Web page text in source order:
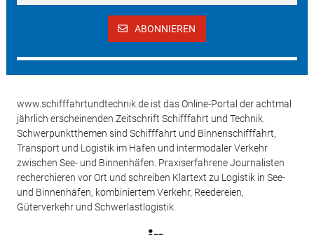
ABONNIEREN
www.schifffahrtundtechnik.de ist das Online-Portal der achtmal
jährlich erscheinenden Zeitschrift Schifffahrt und Technik.
Schwerpunktthemen sind Schifffahrt und Binnenschifffahrt,
Transport und Logistik im Hafen und intermodaler Verkehr
zwischen See- und Binnenhäfen. Praxiserfahrene Journalisten
recherchieren vor Ort und schreiben Klartext zu Logistik in See-
und Binnenhäfen, kombiniertem Verkehr, Reedereien,
Güterverkehr und Schwerlastlogistik.